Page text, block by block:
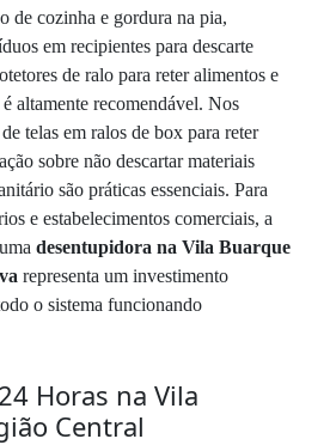
de cozinha e gordura na pia,
em recipientes para descarte
de ralo para reter alimentos e
altamente recomendável. Nos
telas em ralos de box para reter
sobre não descartar materiais
são práticas essenciais. Para
e estabelecimentos comerciais, a
desentupidora na Vila Buarque
representa um investimento
o sistema funcionando
Horas na Vila
Central